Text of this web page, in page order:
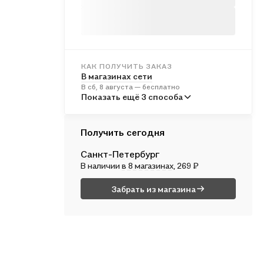
КАК ПОЛУЧИТЬ ЗАКАЗ
В магазинах сети
В сб, 8 августа — бесплатно
В пунктах выдачи
В сб, 8 августа — от 312 ₽
Почтой России
В вс, 9 августа — от 497 ₽
Показать ещё 3 способа
Получить сегодня
Санкт-Петербург
В наличиив 8 магазинах , 269 ₽
Забрать из магазина